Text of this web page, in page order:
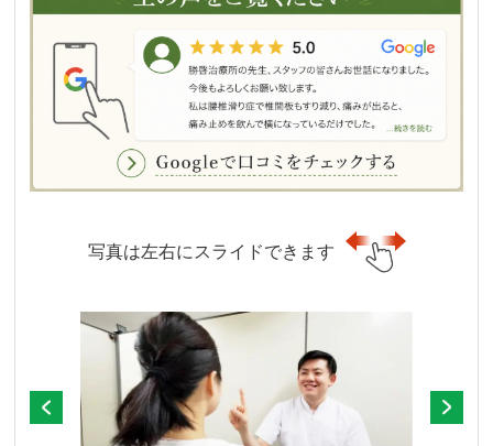
写真は左右にスライドできます